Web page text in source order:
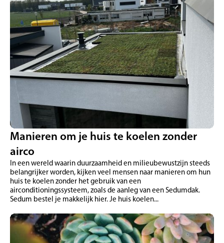
Manieren om je huis te koelen zonder
airco
In een wereld waarin duurzaamheid en milieubewustzijn steeds
belangrijker worden, kijken veel mensen naar manieren om hun
huis te koelen zonder het gebruik van een
airconditioningssysteem, zoals de aanleg van een Sedumdak.
Sedum bestel je makkelijk hier. Je huis koelen...